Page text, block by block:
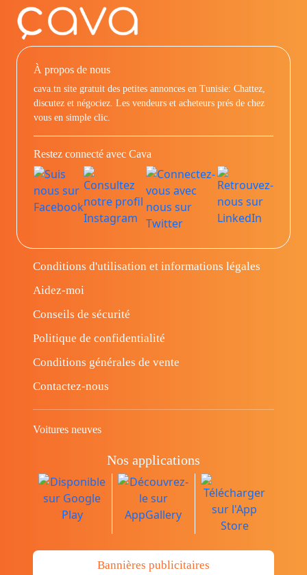
À propos de nous
cava.tn site gratuit des petites annonces en Tunisie: Chattez,
discutez et négociez. Les vendeurs et acheteurs prés de chez
vous en simple clic.
Restez connecté avec Cava
Conditions d'utilisation et informations légales
Aidez-moi
Conseils de sécurité
Politique de confidentialité
Conditions générales de vente
Contactez-nous
Voitures neuves
Nos applications
Bannières publicitaires